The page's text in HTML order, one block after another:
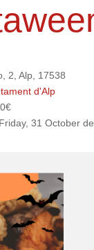
2, Alp, 17538
d'Alp
0€
31 October